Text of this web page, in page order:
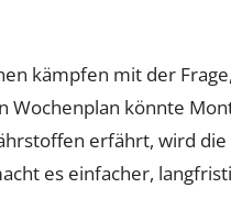
kämpfen mit der
Wochenplan könnte
erfährt, wird die
es einfacher,